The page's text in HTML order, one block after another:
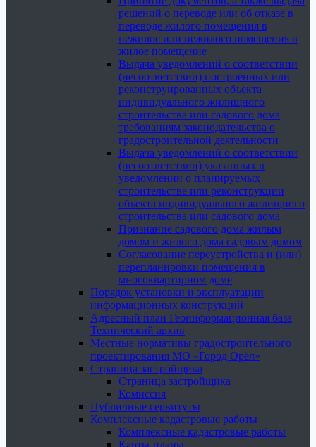
решений о переводе или об отказе в
переводе жилого помещения в
нежилое или нежилого помещения в
жилое помещение
Выдача уведомлений о соответствии
(несоответствии) построенных или
реконструированных объекта
индивидуального жилищного
строительства или садового дома
требованиям законодательства о
градостроительной деятельности
Выдача уведомлений о соответствии
(несоответствии) указанных в
уведомлении о планируемых
строительстве или реконструкции
объекта индивидуального жилищного
строительства или садового дома
Признание садового дома жилым
домом и жилого дома садовым домом
Согласование переустройства и (или)
перепланировки помещения в
многоквартирном доме
Порядок установки и эксплуатации
информационных конструкций
Адресный план Геоинформационная база
Технический архив
Местные нормативы градостроительного
проектирования МО «Город Орёл»
Страница застройщика
Страница застройщика
Комиссия
Публичные сервитуты
Комплексные кадастровые работы
Комплексные кадастровые работы
Карты-планы